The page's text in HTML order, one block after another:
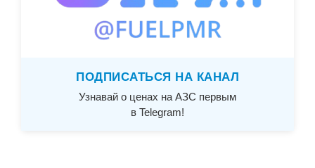
ПОДПИСАТЬСЯ НА КАНАЛ
Узнавай о ценах на АЗС первым
в Telegram!